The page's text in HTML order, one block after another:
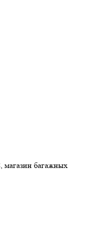
магазин багажных